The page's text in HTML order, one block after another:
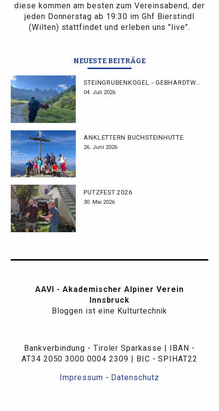
diese kommen am besten zum Vereinsabend, der
jeden Donnerstag ab 19:30 im Ghf Bierstindl
(Wilten) stattfindet und erleben uns "live".
NEUESTE BEITRÄGE
STEINGRUBENKOGEL - GEBHARDTWEG
04. Juli 2026
ANKLETTERN BUCHSTEINHÜTTE
26. Juni 2026
PUTZFEST 2026
30. Mai 2026
AAVI - Akademischer Alpiner Verein
Innsbruck
Bloggen ist eine Kulturtechnik
Bankverbindung - Tiroler Sparkasse | IBAN -
AT34 2050 3000 0004 2309 | BIC - SPIHAT22
Impressum - Datenschutz